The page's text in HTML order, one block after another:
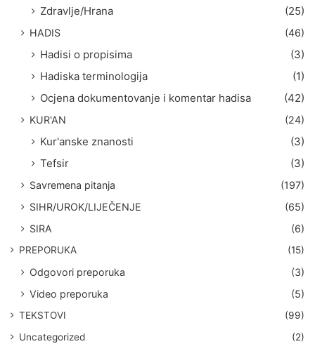
Zdravlje/Hrana
(25)
HADIS (46)
Hadisi o propisima
(3)
Hadiska terminologija
(1)
Ocjena dokumentovanje i komentar hadisa
(42)
KUR'AN (24)
Kur'anske znanosti
(3)
Tefsir
(3)
Savremena pitanja
(197)
SIHR/UROK/LIJEČENJE
(65)
SIRA
(6)
PREPORUKA (15)
Odgovori preporuka
(3)
Video preporuka
(5)
TEKSTOVI
(99)
Uncategorized
(2)